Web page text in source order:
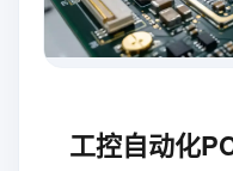
工控自动化